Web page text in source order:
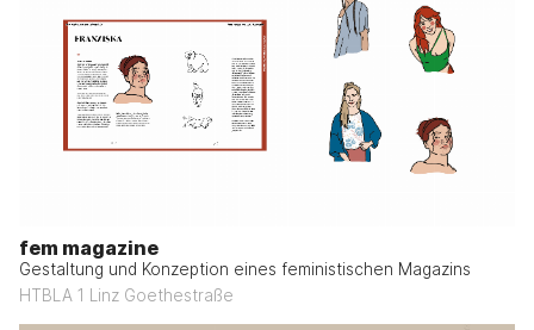
fem magazine
Gestaltung und Konzeption eines feministischen Magazins
HTBLA 1 Linz Goethestraße